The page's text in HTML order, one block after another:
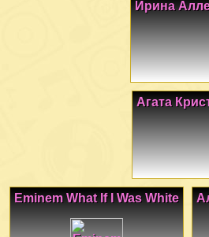
Ирина
Агата
Eminem What If I Was White